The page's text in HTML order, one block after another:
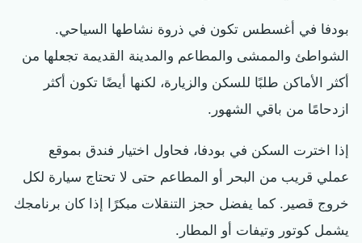
بودفا في أغسطس تكون في ذروة نشاطها السياحي.
الشواطئ والممشى والمطاعم والمدينة القديمة تجعلها من
أكثر الأماكن طلبًا للسكن والزيارة، لكنها أيضًا تكون أكثر
ازدحامًا من باقي الشهور.
إذا اخترت السكن في بودفا، فحاول اختيار فندق بموقع
عملي قريب من البحر أو المطاعم حتى لا تحتاج سيارة لكل
خروج قصير. كما يفضل حجز التنقلات مبكرًا إذا كان برنامجك
يشمل كوتور وتيفات أو المطار.